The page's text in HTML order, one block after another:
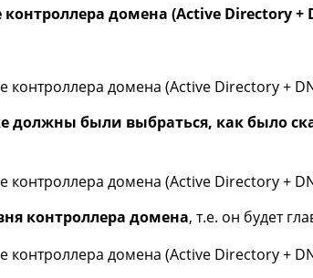
были выбраться, как было
контроллера домена, т.е. он будет